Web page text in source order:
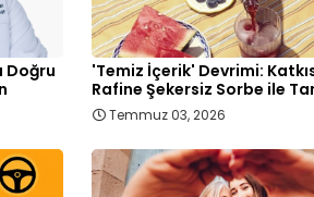
Doğru
'Temiz İçerik' Devrimi:
Rafine Şekersiz Sorbe ile
Temmuz 03, 2026